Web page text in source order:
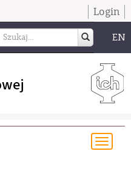
Login
EN